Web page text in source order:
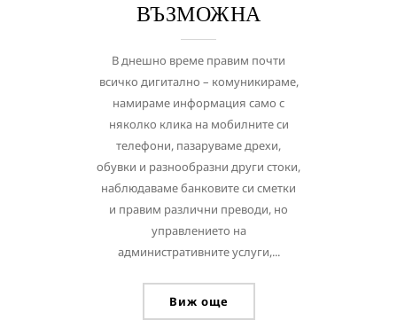
ВЪЗМОЖНА
В днешно време правим почти
всичко дигитално – комуникираме,
намираме информация само с
няколко клика на мобилните си
телефони, пазаруваме дрехи,
обувки и разнообразни други стоки,
наблюдаваме банковите си сметки
и правим различни преводи, но
управлението на
административните услуги,...
Виж още